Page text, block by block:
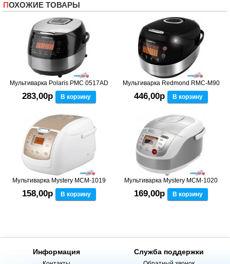
ПОХОЖИЕ ТОВАРЫ
Мультиварка Polaris PMC 0517AD
283,00р В корзину
Мультиварка Redmond RMC-M90
446,00р В корзину
Мультиварка Mystery MCM-1019
158,00р В корзину
Мультиварка Mystery MCM-1020
169,00р В корзину
Информация Служба поддержки